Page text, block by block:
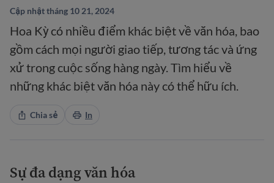
Cập nhật tháng 10 21, 2024
Hoa Kỳ có nhiều điểm khác biệt về văn hóa, bao
gồm cách mọi người giao tiếp, tương tác và ứng
xử trong cuộc sống hàng ngày. Tìm hiểu về
những khác biệt văn hóa này có thể hữu ích.
Chia sẻ In
Sự đa dạng văn hóa